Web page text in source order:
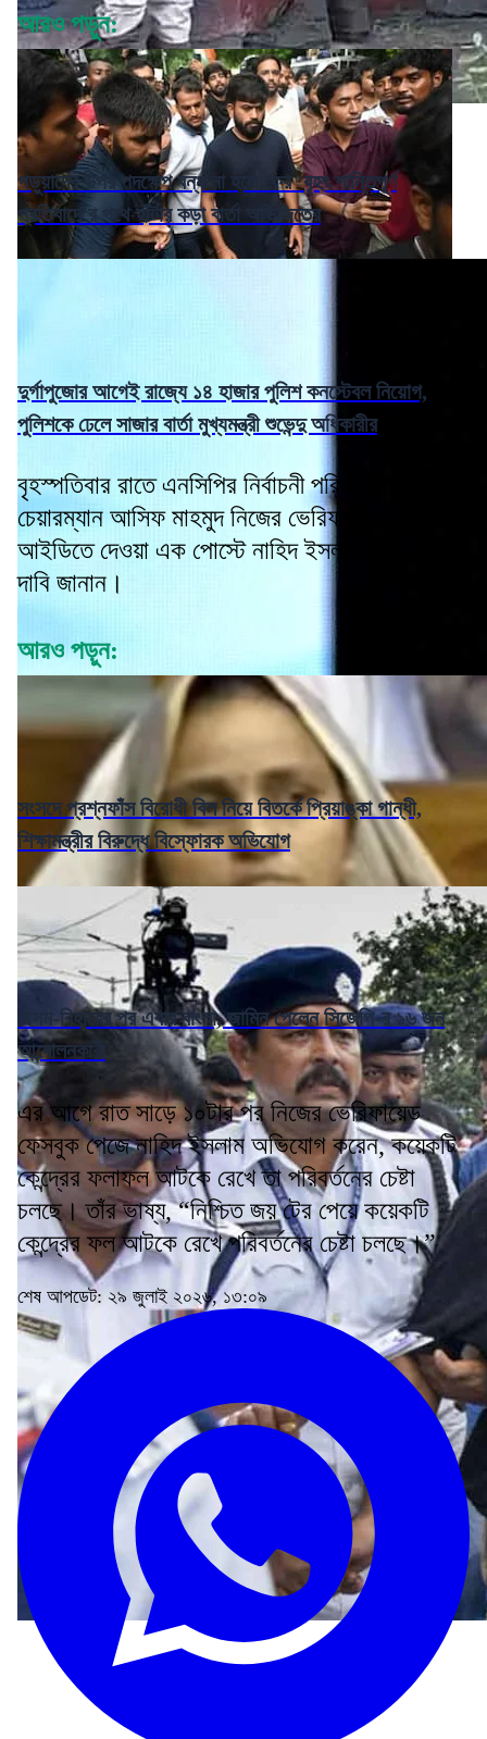
আরও পড়ুন:
পড়ুয়াদের উপর পদক্ষেপ বন্ধ না হলে ফের 'বৃহৎ শান্তিপূর্ণ
প্রতিবাদে'র পথে হাঁটার কড়া বার্তা অভিজিতের
দুর্গাপুজোর আগেই রাজ্যে ১৪ হাজার পুলিশ কনস্টেবল নিয়োগ,
পুলিশকে ঢেলে সাজার বার্তা মুখ্যমন্ত্রী শুভেন্দু অধিকারীর
বৃহস্পতিবার রাতে এনসিপির নির্বাচনী পরিচালনা কমিটির
চেয়ারম্যান আসিফ মাহমুদ নিজের ভেরিফায়েড ফেসবুক
আইডিতে দেওয়া এক পোস্টে নাহিদ ইসলামের বিজয়ের
দাবি জানান।
আরও পড়ুন:
সংসদে প্রশ্নফাঁস বিরোধী বিল নিয়ে বিতর্কে প্রিয়াঙ্কা গান্ধী,
শিক্ষামন্ত্রীর বিরুদ্ধে বিস্ফোরক অভিযোগ
অসম-বিহারের পর এবার বাংলা, জামিন পেলেন সিজেপি-র ১৬ জন
আন্দোলনকারী
এর আগে রাত সাড়ে ১০টার পর নিজের ভেরিফায়েড
ফেসবুক পেজে নাহিদ ইসলাম অভিযোগ করেন, কয়েকটি
কেন্দ্রের ফলাফল আটকে রেখে তা পরিবর্তনের চেষ্টা
চলছে। তাঁর ভাষ্য, “নিশ্চিত জয় টের পেয়ে কয়েকটি
কেন্দ্রের ফল আটকে রেখে পরিবর্তনের চেষ্টা চলছে।”
শেষ আপডেট: ২৯ জুলাই ২০২৬, ১৩:০৯